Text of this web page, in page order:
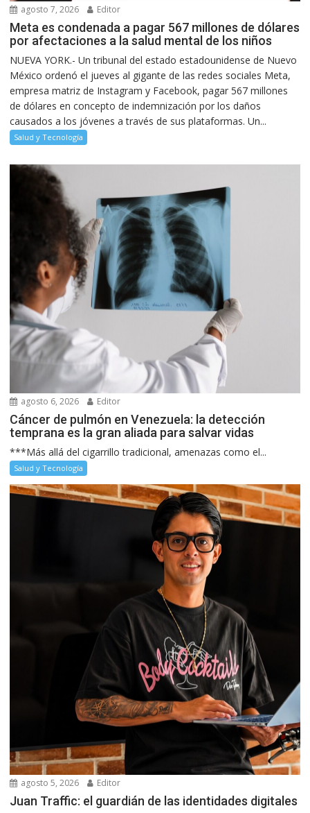
agosto 7, 2026 Editor
Meta es condenada a pagar 567 millones de dólares
por afectaciones a la salud mental de los niños
NUEVA YORK.- Un tribunal del estado estadounidense de Nuevo
México ordenó el jueves al gigante de las redes sociales Meta,
empresa matriz de Instagram y Facebook, pagar 567 millones
de dólares en concepto de indemnización por los daños
causados a los jóvenes a través de sus plataformas. Un...
Salud y Tecnología
agosto 6, 2026 Editor
Cáncer de pulmón en Venezuela: la detección
temprana es la gran aliada para salvar vidas
***Más allá del cigarrillo tradicional, amenazas como el...
Salud y Tecnología
agosto 5, 2026 Editor
Juan Traffic: el guardián de las identidades digitales